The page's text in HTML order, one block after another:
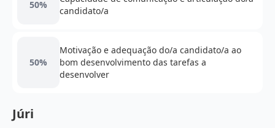
50%
candidato/a
50%
Motivação e adequação do/a candidato/a ao
bom desenvolvimento das tarefas a
desenvolver
Júri